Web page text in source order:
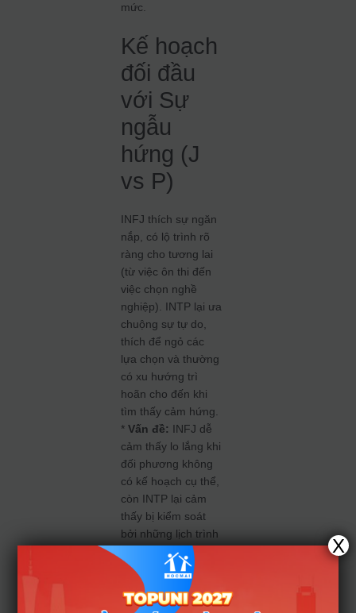
mức.
Kế hoạch
đối đầu
với Sự
ngẫu
hứng (J
vs P)
INFJ thích sự ngăn
nắp, có lộ trình rõ
ràng cho tương lai
(từ việc ôn thi đến
việc chọn nghề
nghiệp). INTP lại ưa
chuộng sự tự do,
thích để ngỏ các
lựa chọn và thường
có xu hướng trì
hoãn cho đến khi
tìm thấy cảm hứng.
*Vấn đề: INFJ dễ
cảm thấy lo lắng khi
đối phương không
có kế hoạch cụ thể,
còn INTP lại cảm
thấy bị kiểm soát
bởi những lịch trình
dày đặc mà INFJ
đặt ra.
4. Lời
X